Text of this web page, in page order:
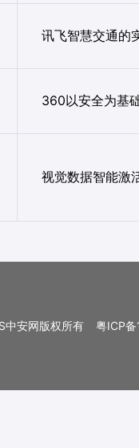
讯飞智慧交通的
360以安全为基
视觉数据智能激
安网版权所有 粤ICP